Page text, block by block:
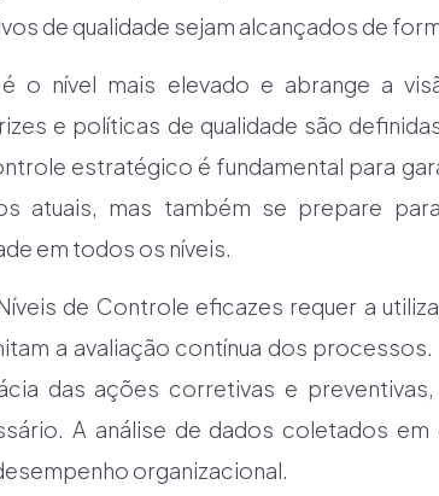
de qualidade sejam alcançados de
o nível mais elevado e abrange a
e políticas de qualidade são
estratégico é fundamental para
atuais, mas também se prepare
em todos os níveis.
de Controle eficazes requer a
a avaliação contínua dos
das ações corretivas e
A análise de dados coletados
organizacional.